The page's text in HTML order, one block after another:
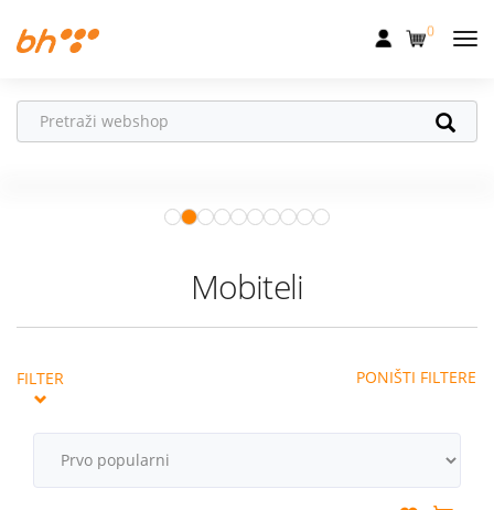
Fiksna
Akcije
Podrška
0
– vaš partner za
zdraviji i aktivniji život.
Mobiteli
FILTER PONIŠTI FILTERE